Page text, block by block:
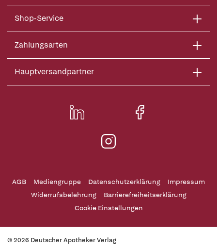
Shop-Service
Zahlungsarten
Hauptversandpartner
AGB Mediengruppe Datenschutzerklärung
Impressum
Widerrufsbelehrung
Barrierefreiheitserklärung
Cookie Einstellungen
© 2026 Deutscher Apotheker Verlag